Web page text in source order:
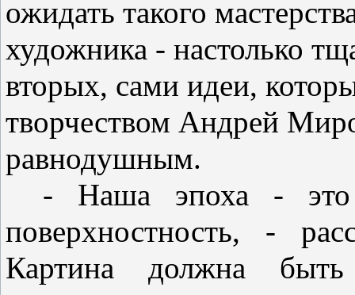
ожидать такого
худож­ника - настолько
вторых, сами идеи,
творчеством Андрей
равнодушным.
- Наша эпоха -
поверхнос­тность, -
Картина должна быть